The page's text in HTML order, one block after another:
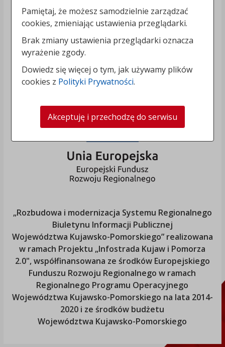
„Rozbudowa i modernizacja Systemu Regionalnego
Biuletynu Informacji Publicznej
Województwa Kujawsko-Pomorskiego” realizowana
w ramach Projektu „Infostrada Kujaw i Pomorza
2.0", współfinansowana ze środków Europejskiego
Funduszu Rozwoju Regionalnego w ramach
Regionalnego Programu Operacyjnego
Województwa Kujawsko-Pomorskiego na lata 2014-
2020 i ze środków budżetu
Województwa Kujawsko-Pomorskiego
Pamiętaj, że możesz samodzielnie zarządzać
cookies, zmieniając ustawienia przeglądarki.
Brak zmiany ustawienia przeglądarki oznacza
wyrażenie zgody.
Dowiedz się więcej o tym, jak używamy plików
cookies z Polityki Prywatności.
Akceptuję i przechodzę do serwisu